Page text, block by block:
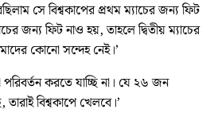
সে বিশ্বকাপের প্রথম ম্যাচের জন্য ফিট
জন্য ফিট নাও হয়, তাহলে দ্বিতীয় ম্যাচের
কোনো সন্দেহ নেই।’
করতে যাচ্ছি না। যে ২৬ জন
বিশ্বকাপে খেলবে।’